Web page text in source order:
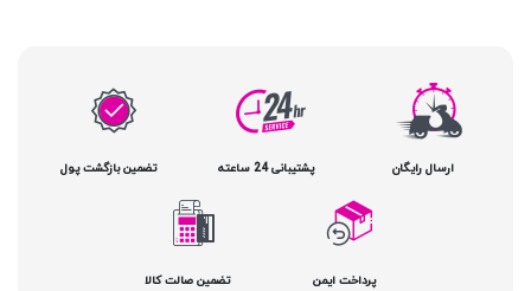
ارسال رایگان پشتیبانی 24 ساعته تضمین بازگشت پول
پرداخت ایمن تضمین صالت کالا